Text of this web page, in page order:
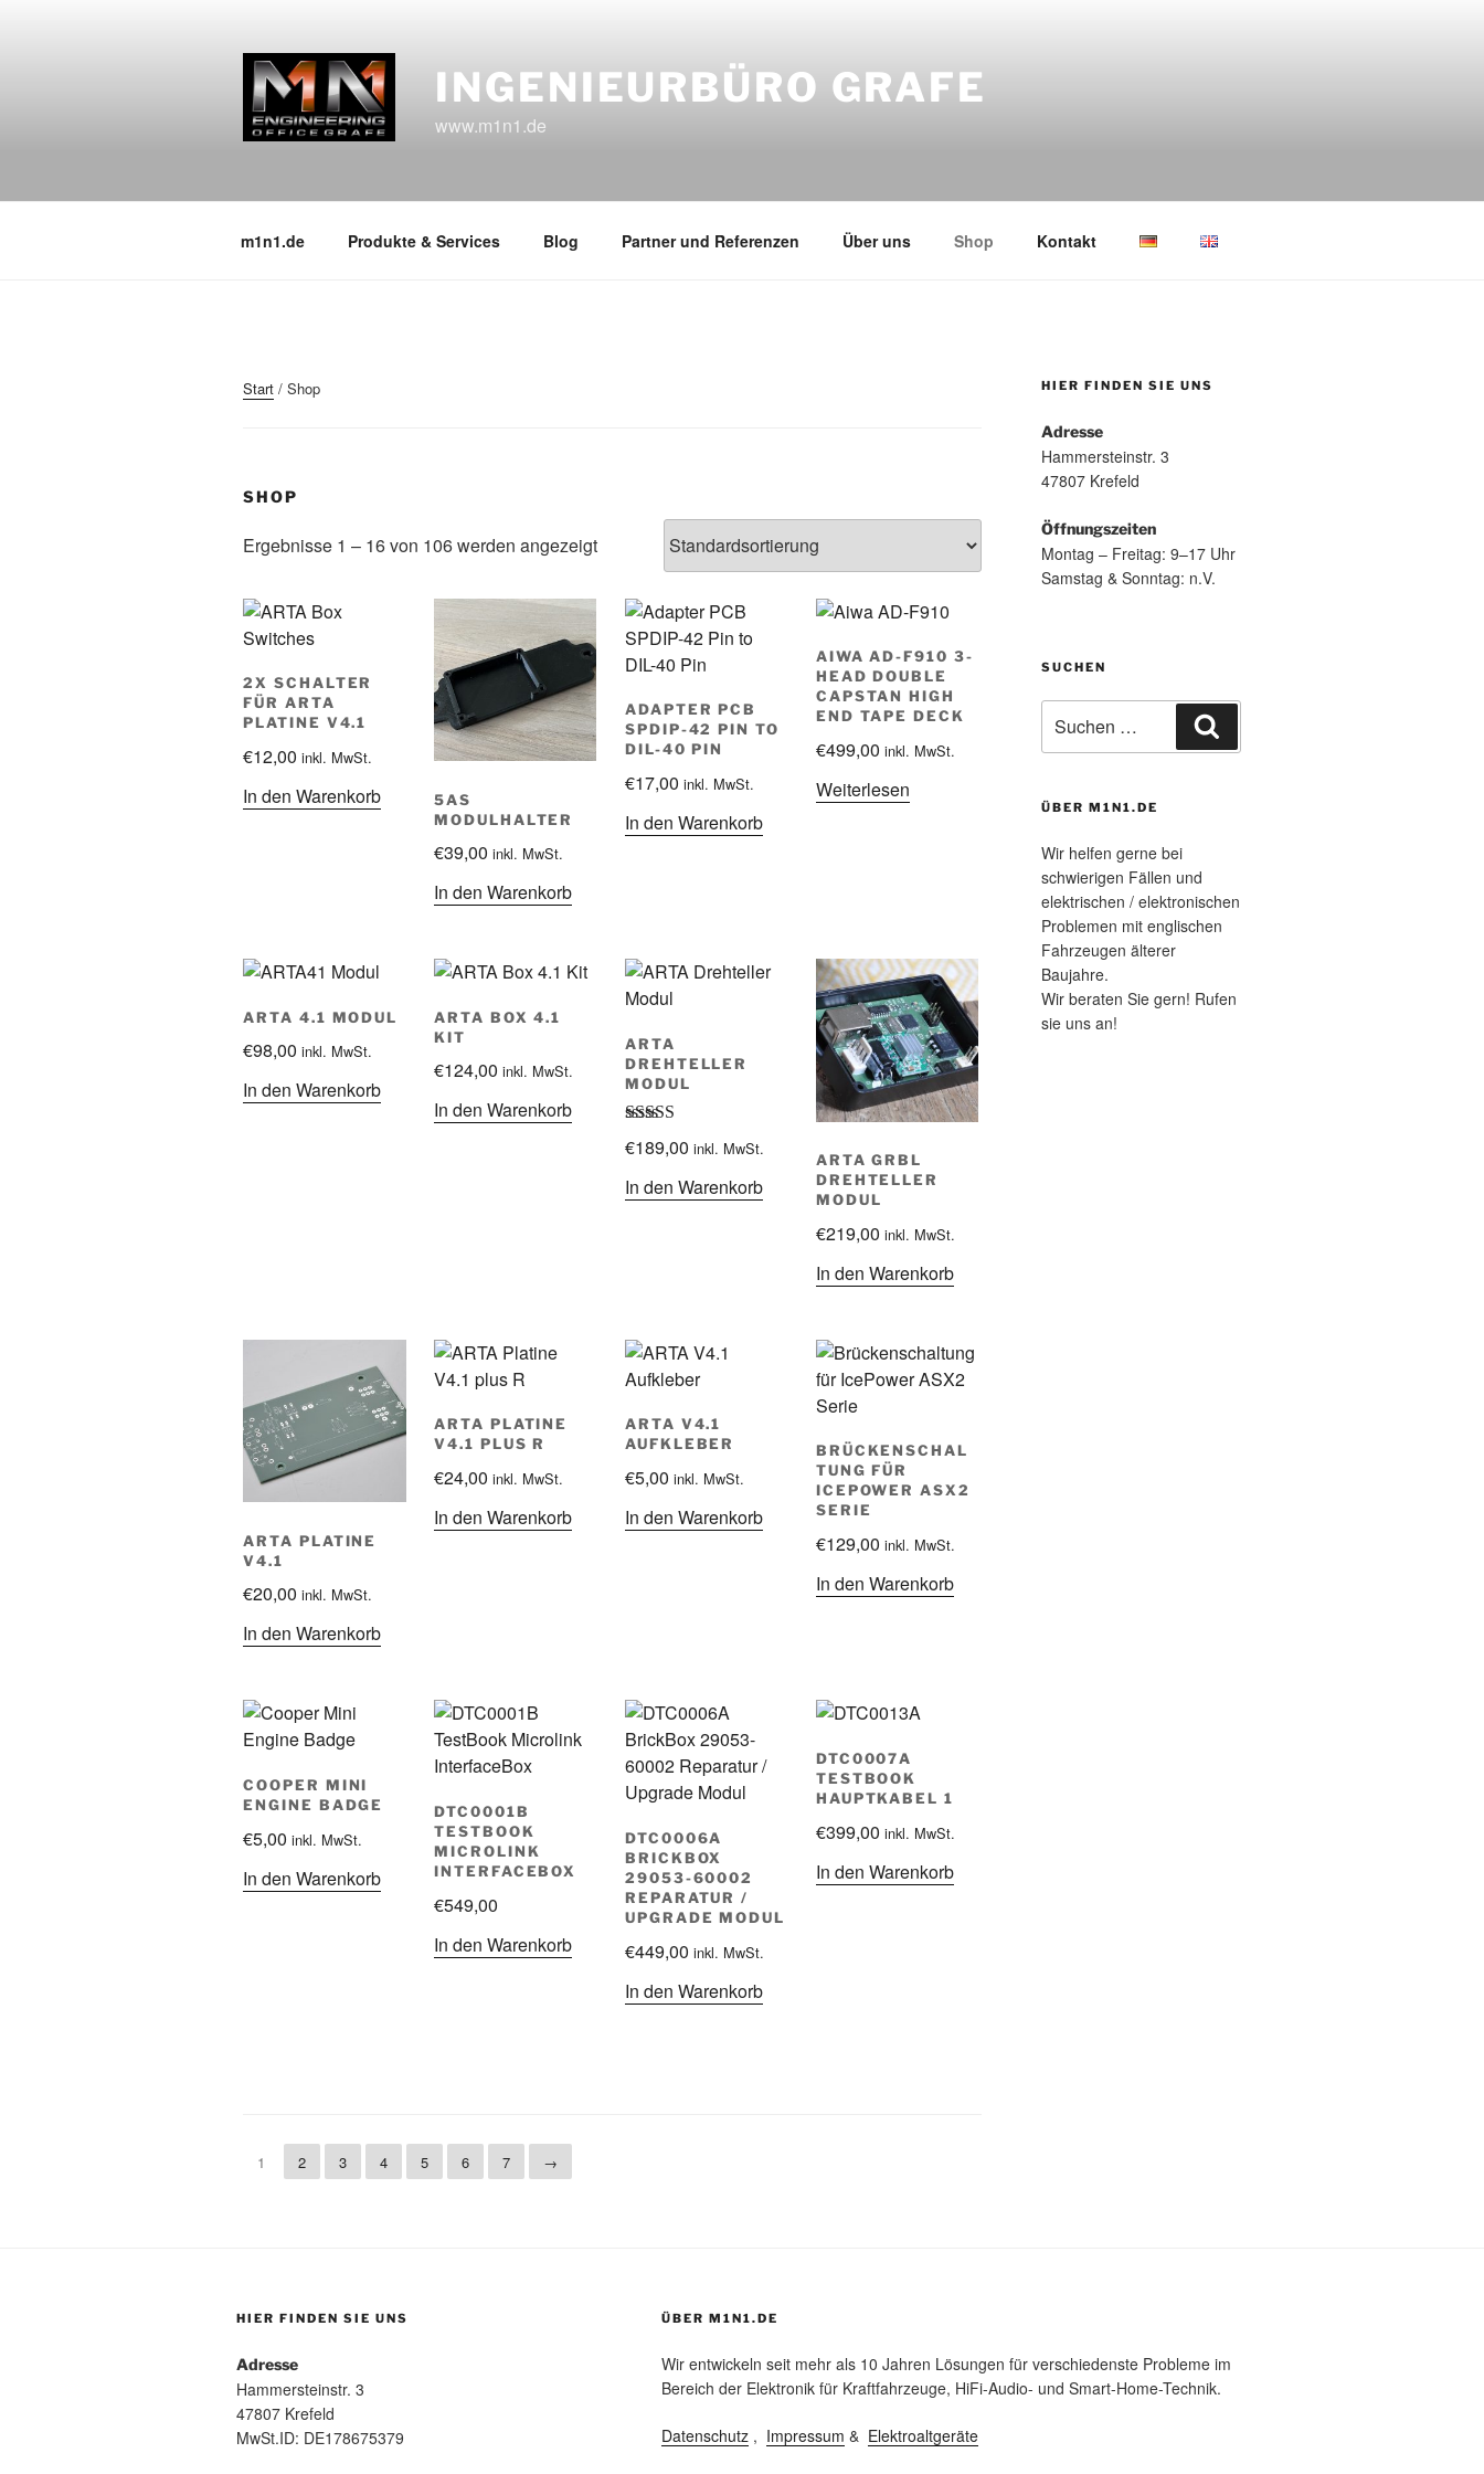
INGENIEURBÜRO GRAFE
www.m1n1.de
m1n1.de Produkte & Services Blog Partner und Referenzen Über uns Shop Kontakt
Start / Shop
SHOP
Ergebnisse 1 – 16 von 106 werden angezeigt
2X SCHALTER
FÜR ARTA
PLATINE V4.1
€12,00 inkl. MwSt.
In den Warenkorb
5AS
MODULHALTER
€39,00 inkl. MwSt.
In den Warenkorb
ADAPTER PCB
SPDIP-42 PIN TO
DIL-40 PIN
€17,00 inkl. MwSt.
In den Warenkorb
AIWA AD-F910 3-
HEAD DOUBLE
CAPSTAN HIGH
END TAPE DECK
€499,00 inkl. MwSt.
Weiterlesen
ARTA 4.1 MODUL
€98,00 inkl. MwSt.
In den Warenkorb
ARTA BOX 4.1
KIT
€124,00 inkl. MwSt.
In den Warenkorb
ARTA
DREHTELLER
MODUL
Bewertet mit
5.00von 5
€189,00 inkl. MwSt.
In den Warenkorb
ARTA GRBL
DREHTELLER
MODUL
€219,00 inkl. MwSt.
In den Warenkorb
ARTA PLATINE
V4.1
€20,00 inkl. MwSt.
In den Warenkorb
ARTA PLATINE
V4.1 PLUS R
€24,00 inkl. MwSt.
In den Warenkorb
ARTA V4.1
AUFKLEBER
€5,00 inkl. MwSt.
In den Warenkorb
BRÜCKENSCHAL
TUNG FÜR
ICEPOWER ASX2
SERIE
€129,00 inkl. MwSt.
In den Warenkorb
COOPER MINI
ENGINE BADGE
€5,00 inkl. MwSt.
In den Warenkorb
DTC0001B
TESTBOOK
MICROLINK
INTERFACEBOX
€549,00
In den Warenkorb
DTC0006A
BRICKBOX
29053-60002
REPARATUR /
UPGRADE MODUL
€449,00 inkl. MwSt.
In den Warenkorb
DTC0007A
TESTBOOK
HAUPTKABEL 1
€399,00 inkl. MwSt.
In den Warenkorb
1 2 3 4 5 6 7 →
HIER FINDEN SIE UNS
Adresse
Hammersteinstr. 3
47807 Krefeld
Öffnungszeiten
Montag – Freitag: 9–17 Uhr
Samstag & Sonntag: n.V.
SUCHEN
nach:
ÜBER M1N1.DE
Wir helfen gerne bei
schwierigen Fällen und
elektrischen / elektronischen
Problemen mit englischen
Fahrzeugen älterer
Baujahre.
Wir beraten Sie gern! Rufen
sie uns an!
HIER FINDEN SIE UNS
Adresse
Hammersteinstr. 3
47807 Krefeld
MwSt.ID: DE178675379
ÜBER M1N1.DE
Wir entwickeln seit mehr als 10 Jahren Lösungen für verschiedenste Probleme im
Bereich der Elektronik für Kraftfahrzeuge, HiFi-Audio- und Smart-Home-Technik.
Datenschutz, Impressum & Elektroaltgeräte